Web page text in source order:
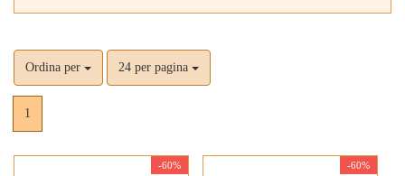
Ordina per 24 per pagina
1
-60% -60%